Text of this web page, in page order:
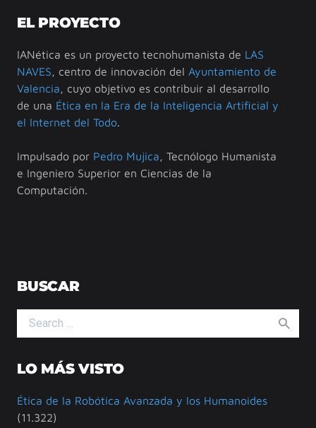
EL PROYECTO
IANética es un proyecto tecnohumanista de LAS
NAVES, centro de innovación del Ayuntamiento de
Valencia, cuyo objetivo es contribuir al desarrollo
de una Ética en la Era de la Inteligencia Artificial y
el Internet del Todo.
Impulsado por Pedro Mujica, Tecnólogo Humanista
e Ingeniero Superior en Ciencias de la
Computación.
BUSCAR
Search for:
LO MÁS VISTO
Ética de la Robótica Avanzada y los Humanoides
(11.322)